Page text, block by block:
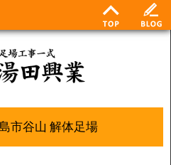
市谷山 解体足場